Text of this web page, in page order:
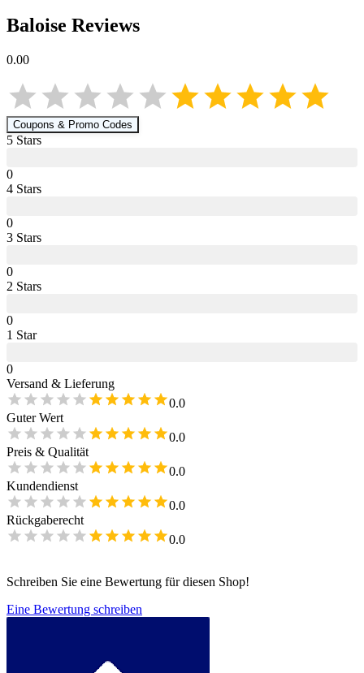
Baloise Reviews
0.00
Coupons & Promo Codes
5 Stars
0
4 Stars
0
3 Stars
0
2 Stars
0
1 Star
0
Versand & Lieferung
0.0
Guter Wert
0.0
Preis & Qualität
0.0
Kundendienst
0.0
Rückgaberecht
0.0
Schreiben Sie eine Bewertung für diesen Shop!
Eine Bewertung schreiben